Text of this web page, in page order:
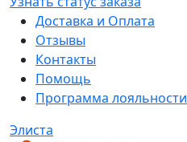
Доставка и Оплата
Отзывы
Контакты
Помощь
Программа лояльности
Элиста